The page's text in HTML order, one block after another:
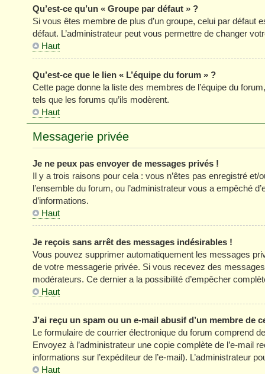
Qu’est-ce qu’un « Groupe par défaut » ?
Si vous êtes membre de plus d’un groupe, celui par défaut
défaut. L’administrateur peut vous permettre de changer
Haut
Qu’est-ce que le lien « L’équipe du forum » ?
Cette page donne la liste des membres de l’équipe du
tels que les forums qu’ils modèrent.
Haut
Messagerie privée
Je ne peux pas envoyer de messages privés !
Il y a trois raisons pour cela : vous n’êtes pas enregistré
l’ensemble du forum, ou l’administrateur vous a empêché
d’informations.
Haut
Je reçois sans arrêt des messages indésirables !
Vous pouvez supprimer automatiquement les messages
de votre messagerie privée. Si vous recevez des
modérateurs. Ce dernier a la possibilité d’empêcher
Haut
J’ai reçu un spam ou un e-mail abusif d’un membre de
Le formulaire de courrier électronique du forum comprend
Envoyez à l’administrateur une copie complète de l’e-mail
informations sur l’expéditeur de l’e-mail). L’administrateur
Haut